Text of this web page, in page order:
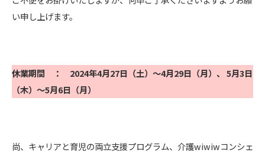
い申し上げます。
休業期間 ： 2024年4月27日（土）～4月29日（月）、 5月3日
（木）～5月6日（月）
尚、キャリアと育児の両立支援プログラム、介護wiwiwコンシェ